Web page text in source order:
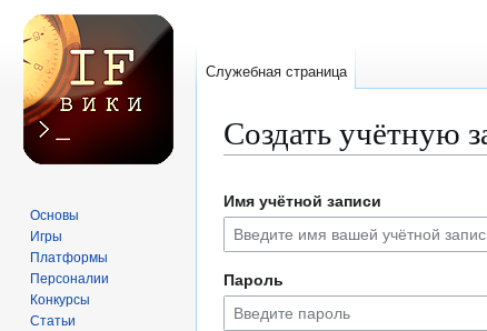
Создать учётную
к
навигации
к
поиску
Имя учётной записи
Пароль
Служебная страница
Основы
Игры
Платформы
Персоналии
Конкурсы
Статьи